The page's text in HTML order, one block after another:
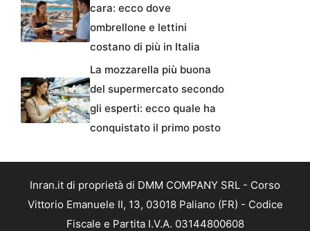
cara: ecco dove
ombrellone e lettini
costano di più in Italia
La mozzarella più buona
del supermercato secondo
gli esperti: ecco quale ha
conquistato il primo posto
Inran.it di proprietà di DMM COMPANY SRL - Corso
Vittorio Emanuele II, 13, 03018 Paliano (FR) - Codice
Fiscale e Partita I.V.A. 03144800608